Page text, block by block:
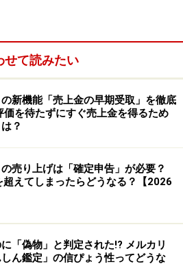
なか売れないこともあるのは事
は大きく4つあります。
せて読みたい
新機能「売上金の早期受取」を徹底
価を待たずにすぐ売上金を得るため
？
売り上げは「確定申告」が必要？
超えてしまったらどうなる？【2026
「偽物」と判定された!? メルカリ
ん鑑定」の信ぴょう性ってどうな